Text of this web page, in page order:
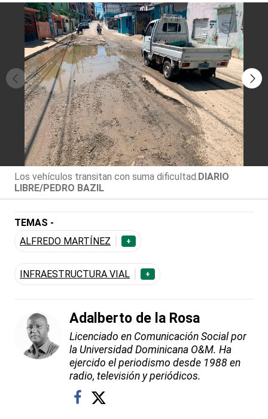
Los vehículos transitan con suma dificultad.DIARIO
LIBRE/PEDRO BAZIL
TEMAS -
ALFREDO MARTÍNEZ
+
INFRAESTRUCTURA VIAL +
Adalberto de la Rosa
Licenciado en Comunicación Social por
la Universidad Dominicana O&M. Ha
ejercido el periodismo desde 1988 en
radio, televisión y periódicos.